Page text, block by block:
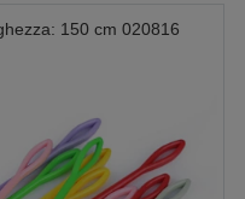
150 cm 020816